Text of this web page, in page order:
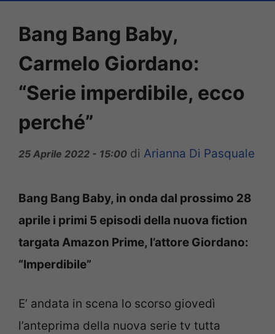
Bang Bang Baby,
Carmelo Giordano:
“Serie imperdibile, ecco
perché”
25 Aprile 2022 - 15:00 di Arianna Di Pasquale
Bang Bang Baby, in onda dal prossimo 28
aprile i primi 5 episodi della nuova fiction
targata Amazon Prime, l’attore Giordano:
“Imperdibile”
E’ andata in scena lo scorso giovedì
l’anteprima della nuova serie tv tutta